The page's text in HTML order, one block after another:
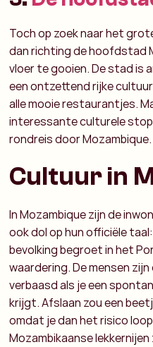
Toch op zoek naar het
dan richting de hoofdstad
vloer te gooien. De stad is
een ontzettend rijke cultuur
alle mooie restaurantjes.
interessante culturele
rondreis door Mozambique.
Cultuur in
In Mozambique zijn de
ook dol op hun officiële
bevolking begroet in het
waardering. De mensen
verbaasd als je een
krijgt. Afslaan zou een
omdat je dan het risico
Mozambikaanse